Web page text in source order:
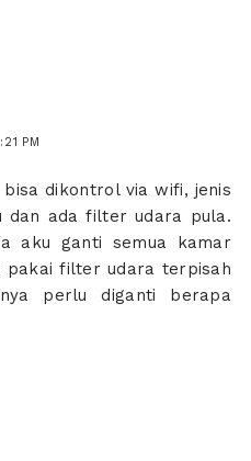
PM
dikontrol via wifi, jenis
dan ada filter udara pula.
aku ganti semua kamar
pakai filter udara terpisah
perlu diganti berapa